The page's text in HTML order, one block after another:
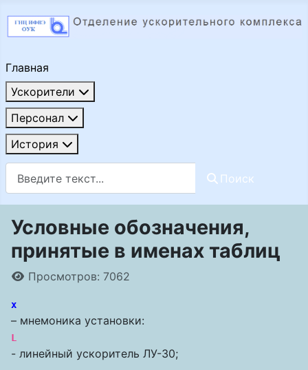
Главная
Ускорители
Персонал
История
Поиск
Условные обозначения,
принятые в именах таблиц
Информация о материале
Просмотров: 7062
x
– мнемоника установки:
L
- линейный ускоритель ЛУ-30;